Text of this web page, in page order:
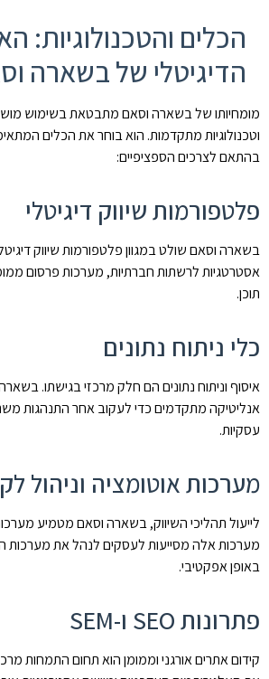
הכלים והטכנולוגיות:
הדיגיטלי של בשארה
מומחיותו של בשארה וסאם מתבטאת בשימוש
וטכנולוגיות מתקדמות. הוא בוחר את הכלים
בהתאם לצרכים הספציפיים:
פלטפורמות שיווק דיגיטלי
בשארה וסאם שולט במגוון פלטפורמות שיווק
אסטרטגיות לרשתות חברתיות, מערכות פרסום
תוכן.
כלי ניתוח נתונים
איסוף וניתוח נתונים הם חלק מרכזי בגישתו.
אנליטיקה מתקדמים כדי לעקוב אחר התנהגות
עסקיות.
מערכות אוטומציה וניהול
מערכות אלה מסייעות לעסקים לנהל את מערכות
באופן אפקטיבי.
פתרונות SEO ו-SEM
קידום אתרים אורגני וממומן הוא תחום התמחות